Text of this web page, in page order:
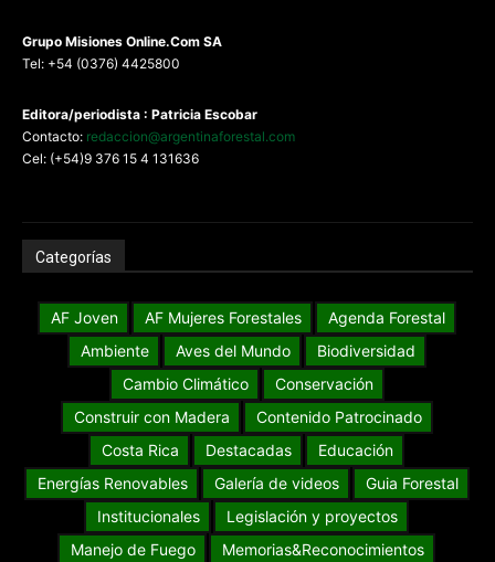
Grupo Misiones Online.Com SA
Tel: +54 (0376) 4425800
Editora/periodista : Patricia Escobar
Contacto: redaccion@argentinaforestal.com
Cel: (+54)9 376 15 4 131636
Categorías
AF Joven AF Mujeres Forestales
Agenda Forestal
Ambiente
Aves del Mundo
Biodiversidad
Cambio Climático
Conservación
Construir con Madera
Contenido Patrocinado
Costa Rica
Destacadas
Educación
Energías Renovables
Galería de videos
Guia Forestal
Institucionales
Legislación y proyectos
Manejo de Fuego
Memorias&Reconocimientos